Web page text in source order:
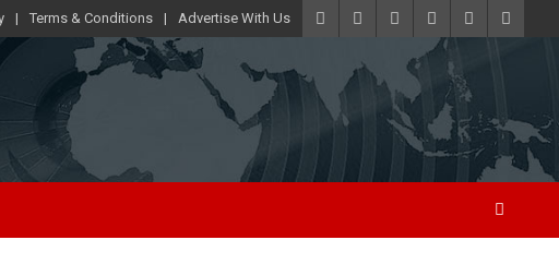
Terms & Conditions Advertise With Us